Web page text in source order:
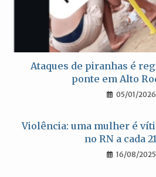
Ataques de piranhas é
ponte em Alto
05/01/2026
Violência: uma mulher é
no RN a cada
16/08/2025